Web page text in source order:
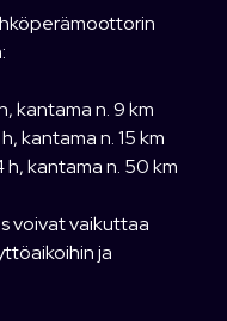
kantama n. 9 km
kantama n. 15 km
h, kantama n. 50 km
voivat vaikuttaa
ja